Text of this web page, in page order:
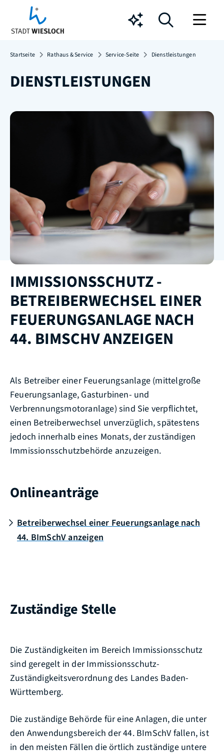
Chatbot
Startseite Rathaus & Service Service-Seite Dienstleistungen
DIENSTLEISTUNGEN
IMMISSIONSSCHUTZ -
BETREIBERWECHSEL EINER
FEUERUNGSANLAGE NACH
44. BIMSCHV ANZEIGEN
Als Betreiber einer Feuerungsanlage (mittelgroße
Feuerungsanlage, Gasturbinen- und
Verbrennungsmotoranlage) sind Sie verpflichtet,
einen Betreiberwechsel unverzüglich, spätestens
jedoch innerhalb eines Monats, der zuständigen
Immissionsschutzbehörde anzuzeigen.
Onlineanträge
Betreiberwechsel einer Feuerungsanlage nach
44. BImSchV anzeigen
Zuständige Stelle
Die Zuständigkeiten im Bereich Immissionsschutz
sind geregelt in der Immissionsschutz-
Zuständigkeitsverordnung des Landes Baden-
Württemberg.
Die zuständige Behörde für eine Anlagen, die unter
den Anwendungsbereich der 44. BImSchV fallen, ist
in den meisten Fällen die örtlich zuständige untere